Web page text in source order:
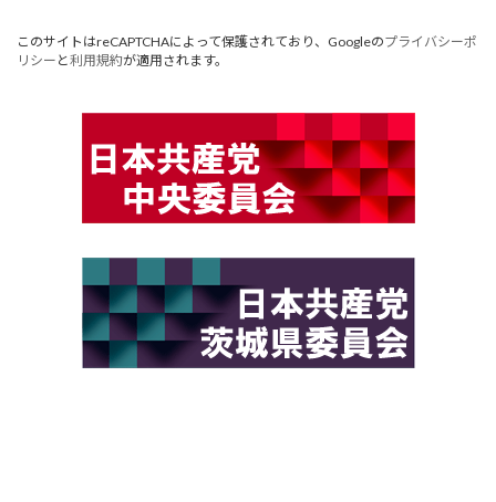
このサイトはreCAPTCHAによって保護されており、Googleのプライバシーポ
リシー と利用規約が適用されます。